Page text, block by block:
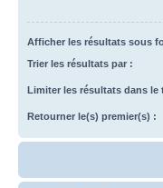
Afficher les résultats sous
Trier les résultats par :
Limiter les résultats dans le
Retourner le(s) premier(s) :